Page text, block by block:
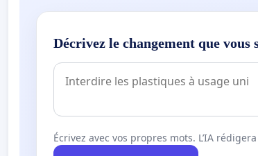
Décrivez le changement que vous
Écrivez avec vos propres mots. L’IA